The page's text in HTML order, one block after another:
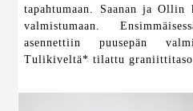
tapahtumaan. Saanan ja
valmistumaan.
asennettiin puusepän
Tulikiveltä* tilattu